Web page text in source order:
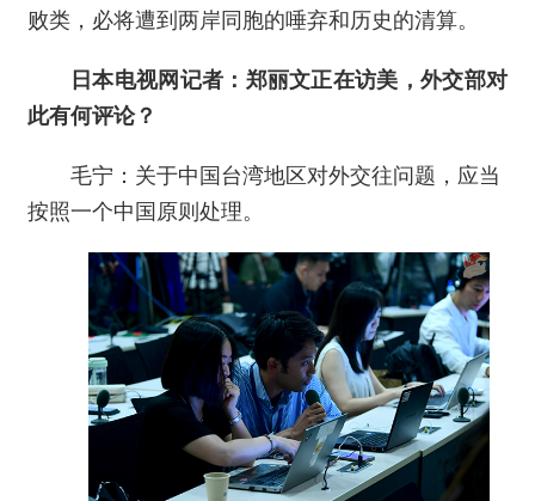
败类，必将遭到两岸同胞的唾弃和历史的清算。
日本电视网记者：郑丽文正在访美，外交部对
此有何评论？
毛宁：关于中国台湾地区对外交往问题，应当
按照一个中国原则处理。